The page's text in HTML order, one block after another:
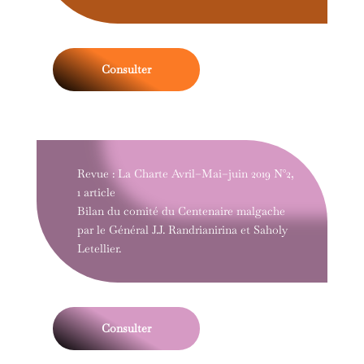
Consulter
Revue : La Charte Avril–Mai–juin 2019 N°2,
1 article
Bilan du comité du Centenaire malgache
par le Général J.J. Randrianirina et Saholy
Letellier.
Consulter